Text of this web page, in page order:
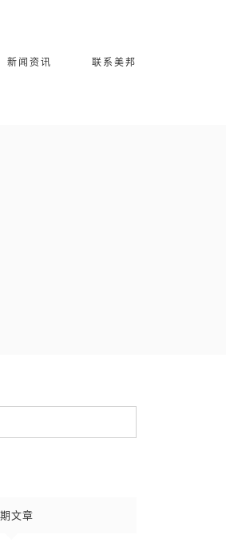
新闻资讯 联系美邦
文章